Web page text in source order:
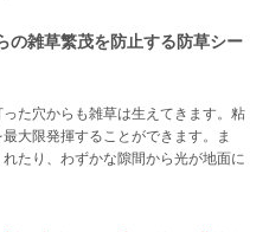
の雑草繁茂を防止する防草シー
た穴からも雑草は生えてきます。粘
大限発揮することができます。ま
たり、わずかな隙間から光が地面に